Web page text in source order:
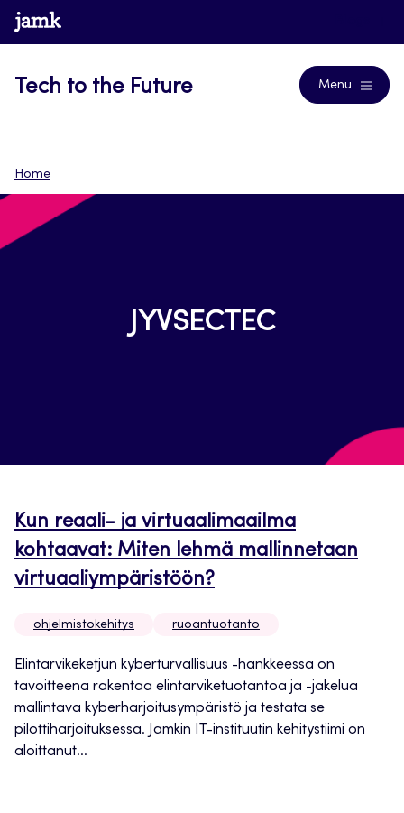
Siirry
suoraan
www.jamk.fi
Tech to the Future Menu
Home
JYVSECTEC
Kun reaali- ja virtuaalimaailma
kohtaavat: Miten lehmä mallinnetaan
virtuaaliympäristöön?
ohjelmistokehitys ruoantuotanto
Elintarvikeketjun kyberturvallisuus -hankkeessa on
tavoitteena rakentaa elintarviketuotantoa ja -jakelua
mallintava kyberharjoitusympäristö ja testata se
pilottiharjoituksessa. Jamkin IT-instituutin kehitystiimi on
aloittanut...